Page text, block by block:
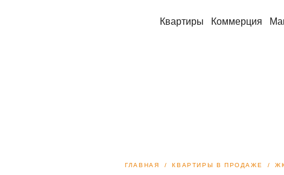
Квартиры Коммерция
ГЛАВНАЯ КВАРТИРЫ В ПРОДАЖЕ